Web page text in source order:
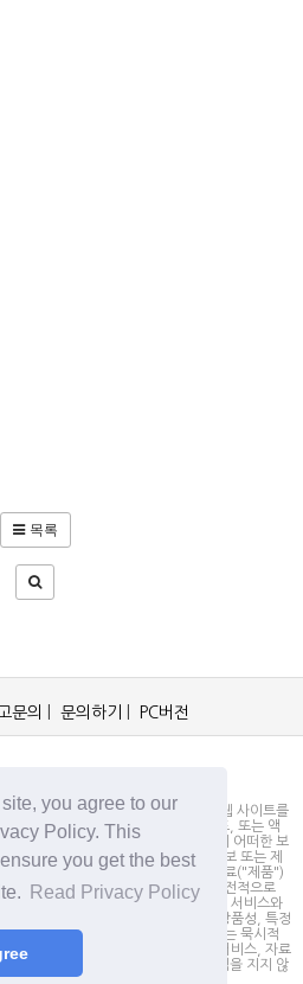
you agree to our
Policy. This
you get the best
Read Privacy Policy
목록
문의 문의하기 PC버전
본 웹 사이트에 명시되어 있거나, 본 웹 사이트를
어 있는 서비스로부터 링크, 다운로드, 또는 액
여 "자료")의 정확성이나 신뢰성에 대해 어떠한 보
, 또는 서비스와 관련된 광고, 기타 정보 또는 제
취득하게 되는 제품, 정보 또는 기타 자료("제품")
다. 귀하는, 자료에 대한 신뢰 여부가 전적으로
을 인정합니다. OCKorea365.com은 서비스와
또는 기타 자료 및 제품과 관련하여 상품성, 특정
되 이에 제한되지 않고 모든 명시적 또는 묵시적
떠한 경우에도 OCKorea365.com은 서비스, 자료
, 징벌적, 파생적인 손해에 대해서 책임을 지지 않